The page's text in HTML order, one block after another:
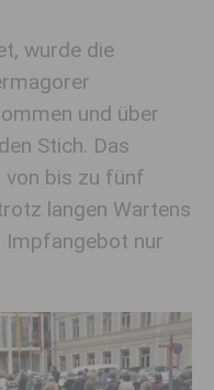
wurde die
und über
Stich. Das
von bis zu fünf
langen Wartens
Impfangebot nur